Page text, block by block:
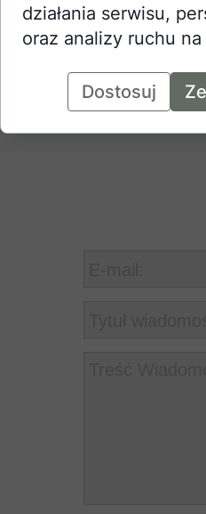
działania serwisu,
oraz analizy ruchu
Dostosuj